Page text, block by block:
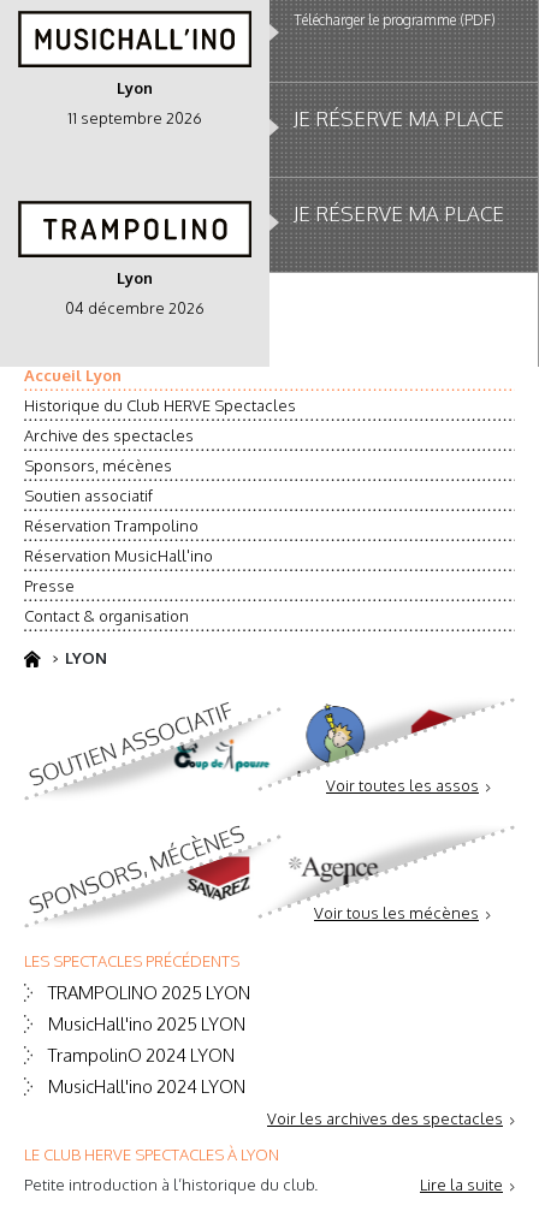
Lyon
11 septembre 2026
Télécharger le programme (PDF)
JE RÉSERVE MA PLACE
Lyon
04 décembre 2026
JE RÉSERVE MA PLACE
Accueil Lyon
Historique du Club HERVE Spectacles
Archive des spectacles
Sponsors, mécènes
Soutien associatif
Réservation Trampolino
Réservation MusicHall'ino
Presse
Contact & organisation
LYON
Voir toutes les assos
Voir tous les mécènes
LES SPECTACLES PRÉCÉDENTS
TRAMPOLINO 2025 LYON
MusicHall'ino 2025 LYON
TrampolinO 2024 LYON
MusicHall'ino 2024 LYON
Voir les archives des spectacles
LE CLUB HERVE SPECTACLES À LYON
Petite introduction à l’historique du club.
Lire la suite